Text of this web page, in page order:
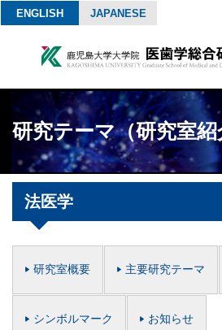
ENGLISH JAPANESE
研究テーマ（研究室紹
法医学
研究室概要 主要研究テーマ
シンボルマーク お知らせ